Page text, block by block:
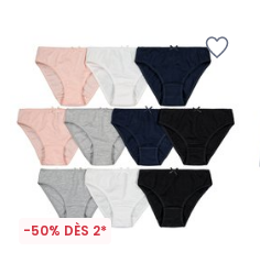
-50% DÈS 2*